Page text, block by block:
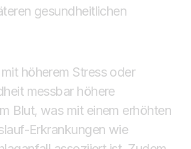
gesundheitlichen
höherem Stress oder
messbar höhere
Blut, was mit einem erhöhten
Erkrankungen wie